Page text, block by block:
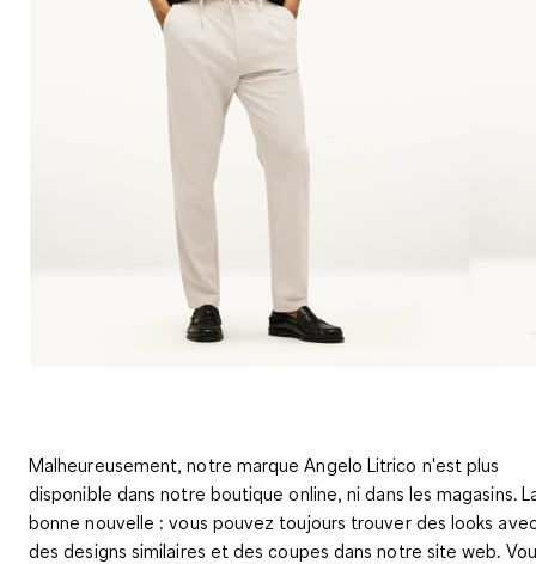
Malheureusement, notre marqueAngelo Litrico n'est plus
disponible dans notre boutique online, ni dans les magasins.
bonne nouvelle : vous pouvez toujours trouver des looks
des designs similaires et des coupes dans notre site web.